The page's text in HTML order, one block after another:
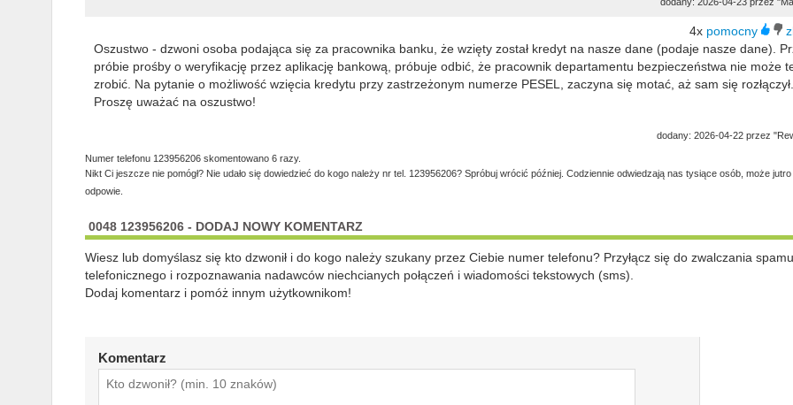
dodany: 2026-04-23 przez
4x
Oszustwo - dzwoni osoba podająca się za pracownika banku, że wzięty został kredyt na nasze dane (podaje nasze dane).
próbie prośby o weryfikację przez aplikację bankową, próbuje odbić, że pracownik departamentu bezpieczeństwa nie może
zrobić. Na pytanie o możliwość wzięcia kredytu przy zastrzeżonym numerze PESEL, zaczyna się motać, aż sam się rozłączył.
Proszę uważać na oszustwo!
dodany: 2026-04-22 przez
Numer telefonu 123956206 skomentowano 6 razy.
Nikt Ci jeszcze nie pomógł? Nie udało się dowiedzieć do kogo należy nr tel. 123956206? Spróbuj wrócić później. Codziennie odwiedzają nas tysiące osób, może
odpowie.
0048 123956206 - DODAJ NOWY KOMENTARZ
Wiesz lub domyślasz się kto dzwonił i do kogo należy szukany przez Ciebie numer telefonu? Przyłącz się do zwalczania spamu
telefonicznego i rozpoznawania nadawców niechcianych połączeń i wiadomości tekstowych (sms).
Dodaj komentarz i pomóż innym użytkownikom!
Komentarz